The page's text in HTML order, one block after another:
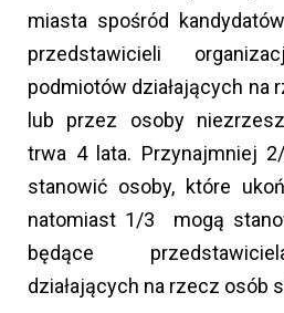
miasta spośród
przedstawicieli
podmiotów działających na
lub przez osoby
trwa 4 lata. Przynajmniej
stanowić osoby, które
natomiast 1/3 mogą
będące
działających na rzecz osób